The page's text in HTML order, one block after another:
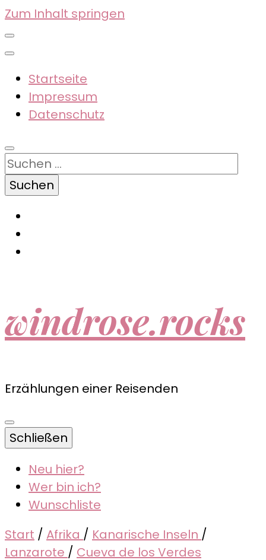
Zum Inhalt springen
Startseite
Impressum
Datenschutz
Suchen
nach:
windrose.rocks
Erzählungen einer Reisenden
Schließen
Neu hier?
Wer bin ich?
Wunschliste
Start / Afrika / Kanarische Inseln /
Lanzarote / Cueva de los Verdes